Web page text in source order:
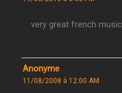
very great french music
Anonyme
11/08/2008 à 12:00 AM